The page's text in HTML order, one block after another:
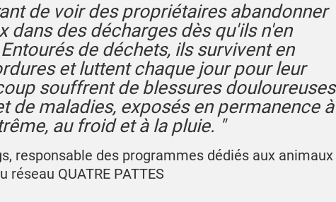
de voir des propriétaires abandonner
dans des décharges dès qu'ils n'en
de déchets, ils survivent en
et luttent chaque jour pour leur
souffrent de blessures douloureuses
de maladies, exposés en permanence à
au froid et à la pluie. "
responsable des programmes dédiés aux animaux
réseau QUATRE PATTES